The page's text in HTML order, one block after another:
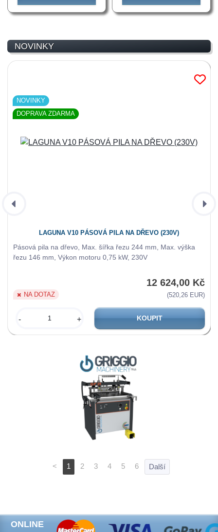
NOVINKY
LAGUNA V10 PÁSOVÁ PILA NA DŘEVO (230V)
Pásová pila na dřevo, Max. šířka řezu 244 mm, Max. výška
řezu 146 mm, Výkon motoru 0,75 kW, 230V
12 624,00 Kč
(520,26 EUR)
- +
NA DOTAZ
NOVINKY
DOPRAVA ZDARMA
< 1 2 3 4 5 6
ONLINE